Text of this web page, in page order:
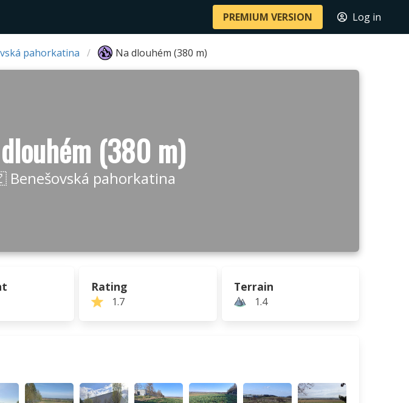
PREMIUM VERSION Log in
pahorkatina Na dlouhém (380 m)
(380 m)
pahorkatina
Rating
1.7
Terrain
1.4